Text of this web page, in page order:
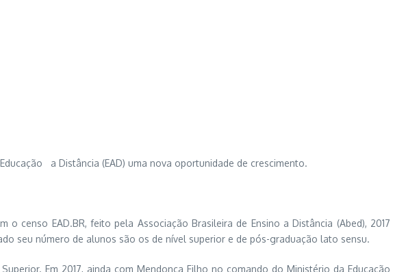
a Distância (EAD) uma nova oportunidade de crescimento.
EAD.BR, feito pela Associação Brasileira de Ensino a Distância (Abed), 2017
seu número de alunos são os de nível superior e de pós-graduação lato sensu.
Em 2017, ainda com Mendonça Filho no comando do Ministério da Educação